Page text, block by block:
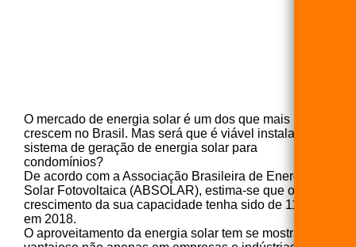
O mercado de energia solar é um dos que mais
crescem no Brasil. Mas será que é viável instalar um
sistema de geração de energia solar para
condomínios?
De acordo com a Associação Brasileira de Energia
Solar Fotovoltaica (ABSOLAR), estima-se que o
crescimento da sua capacidade tenha sido de 115%
em 2018.
O aproveitamento da energia solar tem se mostrado